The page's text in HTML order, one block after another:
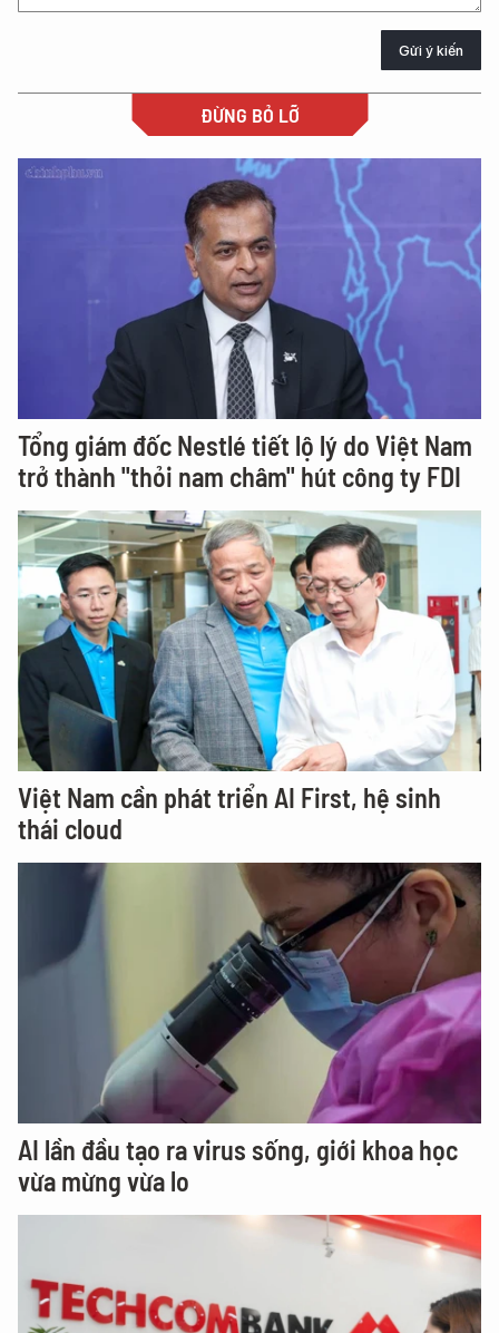
Gửi ý kiến
ĐỪNG BỎ LỠ
Tổng giám đốc Nestlé tiết lộ lý do Việt Nam
trở thành "thỏi nam châm" hút công ty FDI
Việt Nam cần phát triển AI First, hệ sinh
thái cloud
AI lần đầu tạo ra virus sống, giới khoa học
vừa mừng vừa lo